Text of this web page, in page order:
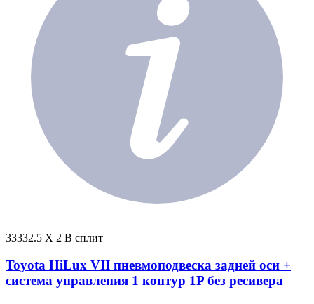
33332.5 X 2 В сплит
Toyota HiLux VII пневмоподвеска задней оси +
система управления 1 контур 1P без ресивера